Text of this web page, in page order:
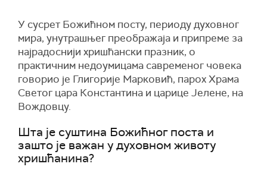
У сусрет Божићном посту, периоду духовног
мира, унутрашњег преображаја и припреме за
најрадоснији хришћански празник, о
практичним недоумицама савременог човека
говорио је Глигорије Марковић, парох Храма
Светог цара Константина и царице Јелене, на
Вождовцу.
Шта је суштина Божићног поста и
зашто је важан у духовном животу
хришћанина?